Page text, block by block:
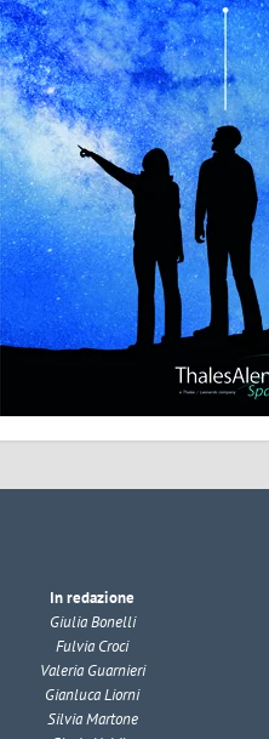
In redazione
Giulia Bonelli
Fulvia Croci
Valeria Guarnieri
Gianluca Liorni
Silvia Martone